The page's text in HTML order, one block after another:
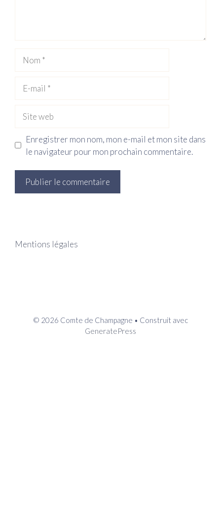
mail
web
Enregistrer mon nom, mon e-mail et mon site dans
le navigateur pour mon prochain commentaire.
Mentions légales
© 2026 Comte de Champagne • Construit avec
GeneratePress